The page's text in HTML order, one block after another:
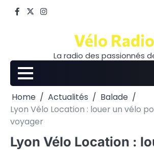
Facebook
TwitterInstagram
Vélo Radio
La radio des passionnés
Home Actualités
Balade
Lyon Vélo Location : louer un vélo
voyager
Lyon Vélo Location :